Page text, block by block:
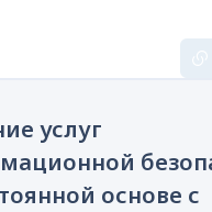
услуг
основе с